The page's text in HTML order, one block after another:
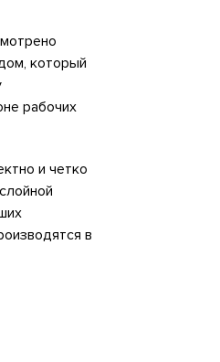
который
рабочих
и четко
в